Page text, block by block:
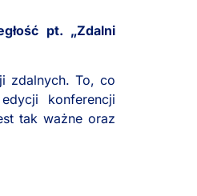
pt. „Zdalni
zdalnych. To, co
konferencji
tak ważne oraz